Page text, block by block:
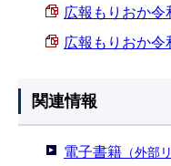
広報もりおか令
広報もりおか令
関連情報
電子書籍 （外部